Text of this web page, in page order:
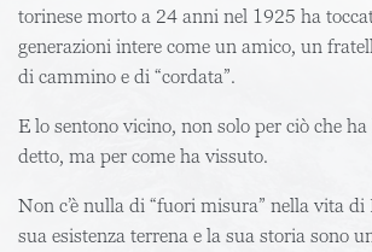
torinese morto a 24 anni nel 1925 ha
generazioni intere come un amico, un
di cammino e di “cordata”.
E lo sentono vicino, non solo per ciò che
detto, ma per come ha vissuto.
Non c’è nulla di “fuori misura” nella vita
sua esistenza terrena e la sua storia sono